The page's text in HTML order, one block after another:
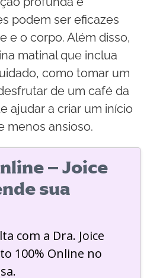
podem ser eficazes
e o corpo. Além disso,
matinal que inclua
como tomar um
de um café da
ajudar a criar um início
menos ansioso.
– Joice
sua
com a Dra. Joice
100% Online no